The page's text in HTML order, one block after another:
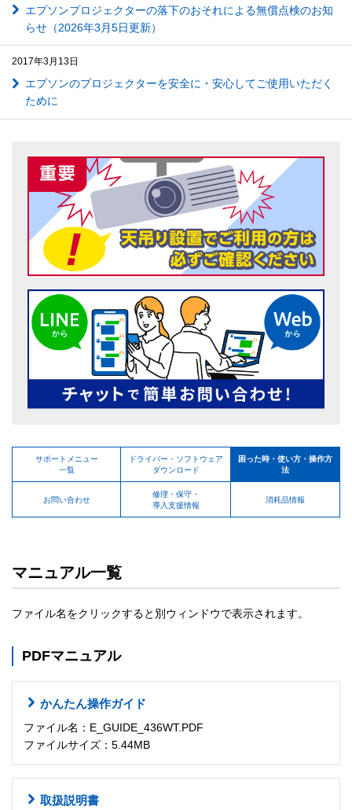
エプソンプロジェクターの落下のおそれによる無償点検のお知
らせ（2026年3月5日更新）
2017年3月13日
エプソンのプロジェクターを安全に・安心してご使用いただく
ために
サポートメニュー
一覧
ドライバー・ソフトウェア
ダウンロード
困った時・使い方・操作方
法
お問い合わせ
修理・保守・
導入支援情報
消耗品情報
マニュアル一覧
ファイル名をクリックすると別ウィンドウで表示されます。
PDFマニュアル
かんたん操作ガイド
ファイル名：E_GUIDE_436WT.PDF
ファイルサイズ：5.44MB
取扱説明書